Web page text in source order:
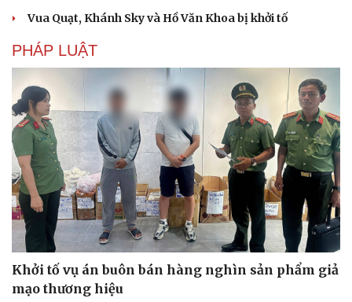
Vua Quạt, Khánh Sky và Hồ Văn Khoa bị khởi tố
PHÁP LUẬT
Khởi tố vụ án buôn bán hàng nghìn sản phẩm giả
mạo thương hiệu